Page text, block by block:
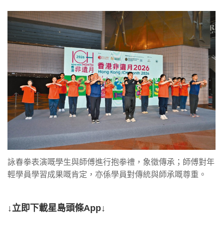
詠春拳表演嘅學生與師傅進行抱拳禮，象徵傳承；師傅對年
輕學員學習成果嘅肯定，亦係學員對傳統與師承嘅尊重。
↓立即下載星島頭條App↓